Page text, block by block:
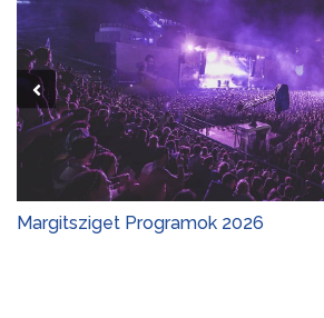
Margitsziget Programok 2026